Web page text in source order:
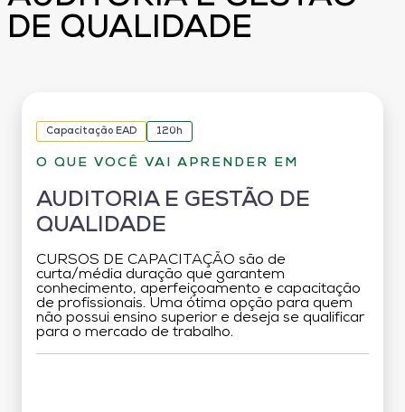
DE QUALIDADE
Capacitação EAD 120h
O QUE VOCÊ VAI APRENDER EM
AUDITORIA E GESTÃO DE
QUALIDADE
CURSOS DE CAPACITAÇÃO são de
curta/média duração que garantem
conhecimento, aperfeiçoamento e capacitação
de profissionais. Uma ótima opção para quem
não possui ensino superior e deseja se qualificar
para o mercado de trabalho.